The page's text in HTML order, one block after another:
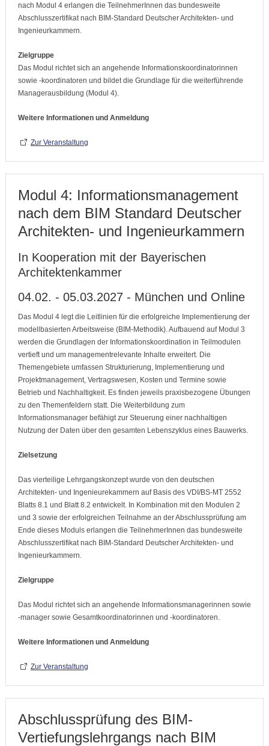
nach Modul 4 erlangen die TeilnehmerInnen das bundesweite
Abschlusszertifikat nach BIM-Standard Deutscher Architekten- und
Ingenieurkammern.
Zielgruppe
Das Modul richtet sich an angehende Informationskoordinatorinnen
sowie -koordinatoren und bildet die Grundlage für die weiterführende
Managerausbildung (Modul 4).
Weitere Informationen und Anmeldung
Zur Veranstaltung
Modul 4: Informationsmanagement
nach dem BIM Standard Deutscher
Architekten- und Ingenieurkammern
In Kooperation mit der Bayerischen
Architektenkammer
04.02. - 05.03.2027 - München und Online
Das Modul 4 legt die Leitlinien für die erfolgreiche Implementierung der
modellbasierten Arbeitsweise (BIM-Methodik). Aufbauend auf Modul 3
werden die Grundlagen der Informationskoordination in Teilmodulen
vertieft und um managementrelevante Inhalte erweitert. Die
Themengebiete umfassen Strukturierung, Implementierung und
Projektmanagement, Vertragswesen, Kosten und Termine sowie
Betrieb und Nachhaltigkeit. Es finden jeweils praxisbezogene Übungen
zu den Themenfeldern statt. Die Weiterbildung zum
Informationsmanager befähigt zur Steuerung einer nachhaltigen
Nutzung der Daten über den gesamten Lebenszyklus eines Bauwerks.
Zielsetzung
Das vierteilige Lehrgangskonzept wurde von den deutschen
Architekten- und Ingenieurekammern auf Basis des VDI/BS-MT 2552
Blatts 8.1 und Blatt 8.2 entwickelt. In Kombination mit den Modulen 2
und 3 sowie der erfolgreichen Teilnahme an der Abschlussprüfung am
Ende dieses Moduls erlangen die TeilnehmerInnen das bundesweite
Abschlusszertifikat nach BIM-Standard Deutscher Architekten- und
Ingenieurkammern.
Zielgruppe
Das Modul richtet sich an angehende Informationsmanagerinnen sowie
-manager sowie Gesamtkoordinatorinnen und -koordinatoren.
Weitere Informationen und Anmeldung
Zur Veranstaltung
Abschlussprüfung des BIM-
Vertiefungslehrgangs nach BIM